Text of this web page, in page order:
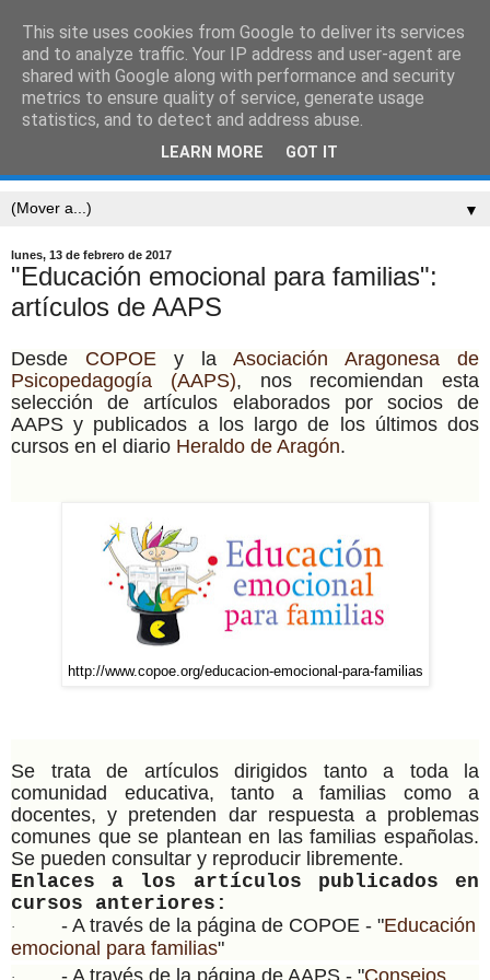
CEIP SARRIÓN
"Mucha gente pequeña, en lugares pequeños, haciendo
cosas pequeñas, puede cambiar el mundo." Eduardo
▼
lunes, 13 de febrero de 2017
"Educación emocional para familias":
artículos de AAPS
Desde COPOE y la
Asociación Aragonesa de
Psicopedagogía (AAPS), nos recomiendan esta
selección de artículos elaborados por socios de
AAPS y publicados a los largo de los últimos dos
cursos en el diario Heraldo de Aragón.
http://www.copoe.org/educacion-emocional-para-familias
Se trata de artículos dirigidos tanto a toda la
comunidad educativa, tanto a familias como a
docentes, y pretenden dar respuesta a problemas
comunes que se plantean en las familias españolas.
Se pueden consultar y reproducir libremente.
Enlaces a los artículos publicados en
cursos anteriores:
· - A través de la página de COPOE - "Educación
emocional para familias"
- A través de la página de AAPS - "Consejos
This site uses cookies from Google to deliver its services
and to analyze traffic. Your IP address and user-agent are
shared with Google along with performance and security
metrics to ensure quality of service, generate usage
statistics, and to detect and address abuse.
LEARN MORE GOT IT